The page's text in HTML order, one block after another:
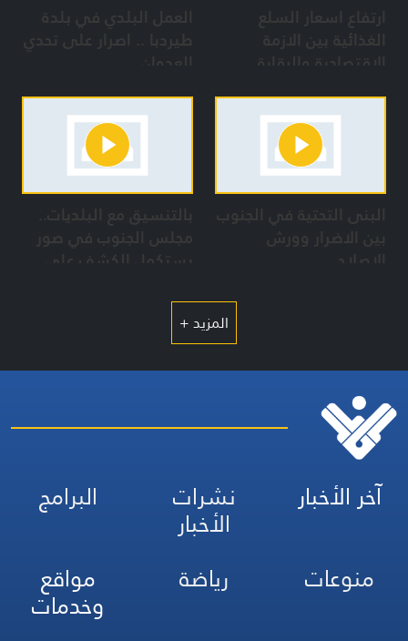
ارتفاع اسعار السلع
الغذائية بين الازمة
الاقتصادية والرقابة
العمل البلدي في بلدة
طيردبا .. اصرار على تحدي
العدوان
البنى التحتية في الجنوب
بين الاضرار وورش
الاصلاح
بالتنسيق مع البلديات..
مجلس الجنوب في صور
يستكمل الكشف على
الركام
المزيد +
آخر الأخبار نشرات
الأخبار
البرامج
منوعات
رياضة مواقع
وخدمات